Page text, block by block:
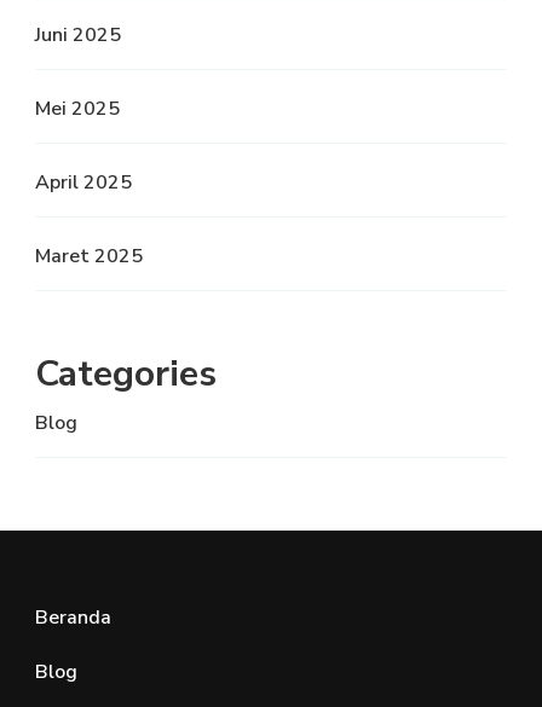
Juni 2025
Mei 2025
April 2025
Maret 2025
Categories
Blog
Beranda
Blog